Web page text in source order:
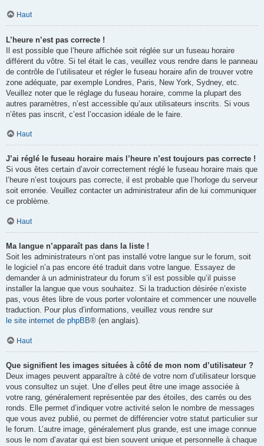
Haut
L’heure n’est pas correcte !
Il est possible que l’heure affichée soit réglée sur un fuseau horaire
différent du vôtre. Si tel était le cas, veuillez vous rendre dans le panneau
de contrôle de l’utilisateur et régler le fuseau horaire afin de trouver votre
zone adéquate, par exemple Londres, Paris, New York, Sydney, etc.
Veuillez noter que le réglage du fuseau horaire, comme la plupart des
autres paramètres, n’est accessible qu’aux utilisateurs inscrits. Si vous
n’êtes pas inscrit, c’est l’occasion idéale de le faire.
Haut
J’ai réglé le fuseau horaire mais l’heure n’est toujours pas correcte !
Si vous êtes certain d’avoir correctement réglé le fuseau horaire mais que
l’heure n’est toujours pas correcte, il est probable que l’horloge du serveur
soit erronée. Veuillez contacter un administrateur afin de lui communiquer
ce problème.
Haut
Ma langue n’apparaît pas dans la liste !
Soit les administrateurs n’ont pas installé votre langue sur le forum, soit
le logiciel n’a pas encore été traduit dans votre langue. Essayez de
demander à un administrateur du forum s’il est possible qu’il puisse
installer la langue que vous souhaitez. Si la traduction désirée n’existe
pas, vous êtes libre de vous porter volontaire et commencer une nouvelle
traduction. Pour plus d’informations, veuillez vous rendre sur
le site internet de phpBB® (en anglais).
Haut
Que signifient les images situées à côté de mon nom d’utilisateur ?
Deux images peuvent apparaître à côté de votre nom d’utilisateur lorsque
vous consultez un sujet. Une d’elles peut être une image associée à
votre rang, généralement représentée par des étoiles, des carrés ou des
ronds. Elle permet d’indiquer votre activité selon le nombre de messages
que vous avez publié, ou permet de différencier votre statut particulier sur
le forum. L’autre image, généralement plus grande, est une image connue
sous le nom d’avatar qui est bien souvent unique et personnelle à chaque